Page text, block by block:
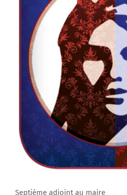
Septième adjoint au maire